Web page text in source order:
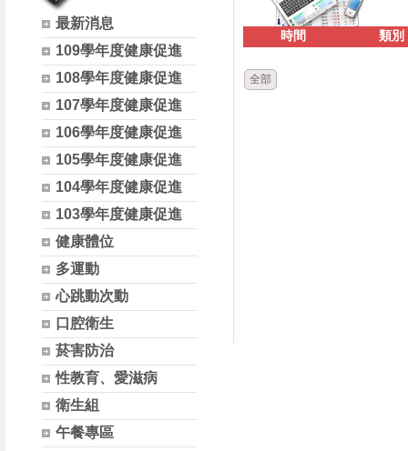
最新消息
109學年度健康促進
108學年度健康促進
107學年度健康促進
106學年度健康促進
105學年度健康促進
104學年度健康促進
103學年度健康促進
健康體位
多運動
心跳動次動
口腔衛生
菸害防治
性教育、愛滋病
衛生組
午餐專區
時間 類別
全部